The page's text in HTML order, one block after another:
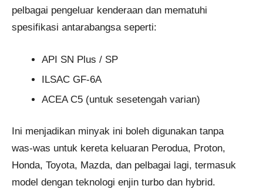
pelbagai pengeluar kenderaan dan mematuhi
spesifikasi antarabangsa seperti:
API SN Plus / SP
ILSAC GF-6A
ACEA C5 (untuk sesetengah varian)
Ini menjadikan minyak ini boleh digunakan tanpa
was-was untuk kereta keluaran Perodua, Proton,
Honda, Toyota, Mazda, dan pelbagai lagi, termasuk
model dengan teknologi enjin turbo dan hybrid.